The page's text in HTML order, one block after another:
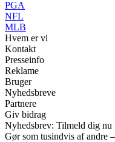
PGA
NFL
MLB
Hvem er vi
Kontakt
Presseinfo
Reklame
Bruger
Nyhedsbreve
Partnere
Giv bidrag
Nyhedsbrev: Tilmeld dig nu
Gør som tusindvis af andre